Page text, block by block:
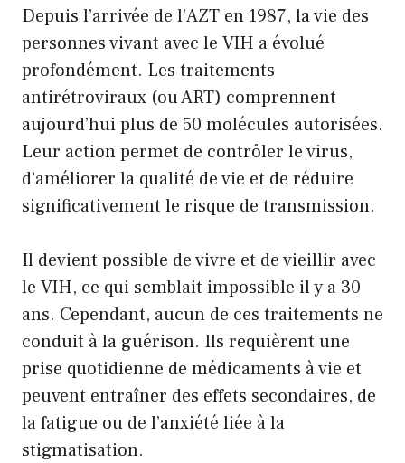
Depuis l’arrivée de l’AZT en 1987, la vie des
personnes vivant avec le VIH a évolué
profondément. Les traitements
antirétroviraux (ou ART) comprennent
aujourd’hui plus de 50 molécules autorisées.
Leur action permet de contrôler le virus,
d’améliorer la qualité de vie et de réduire
significativement le risque de transmission.
Il devient possible de vivre et de vieillir avec
le VIH, ce qui semblait impossible il y a 30
ans. Cependant, aucun de ces traitements ne
conduit à la guérison. Ils requièrent une
prise quotidienne de médicaments à vie et
peuvent entraîner des effets secondaires, de
lafatigue ou de l’anxiété liée à la
stigmatisation.